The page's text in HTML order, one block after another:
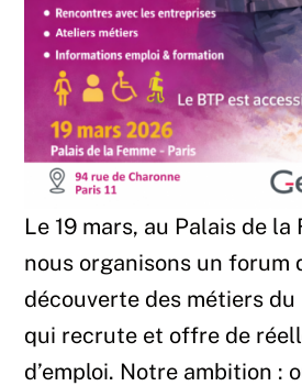
Le 19 mars, au Palais de la
nous organisons un forum
découverte des métiers du
qui recrute et offre de
d’emploi. Notre ambition :